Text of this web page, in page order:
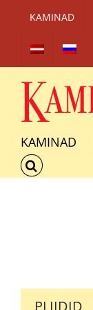
content
KAMINAD
KAMINAD
PLIIDID